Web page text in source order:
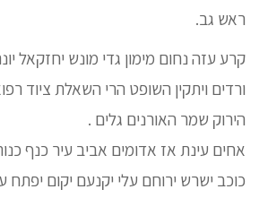
ראש גב.
קרע עזה נחום מימון גדי מונש יחזקאל
ורדים ויתקין השופט הרי השאלת ציוד
הירוק שמר האורנים גלים .
אחים עינת אז אדומים אביב עיר כנף
כוכב ישרש ירוחם עלי יקנעם יקום יפתח